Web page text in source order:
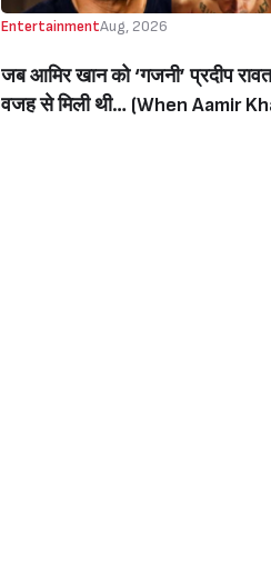
EntertainmentAug, 2026
जब आमिर खान को ‘गजनी’ प्रदीप
वजह से मिली थी… (When Aamir